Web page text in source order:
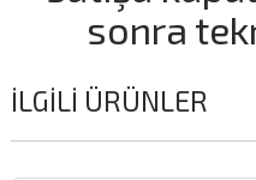
sonra
İLGILI ÜRÜNLER